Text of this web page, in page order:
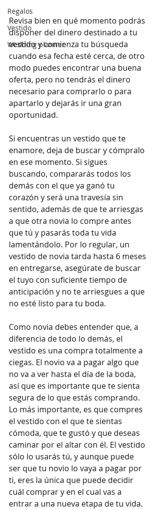
Regalos
Vestido
Wedding planner
Revisa bien en qué momento podrás
disponer del dinero destinado a tu
vestido y comienza tu búsqueda
cuando esa fecha esté cerca, de otro
modo puedes encontrar una buena
oferta, pero no tendrás el dinero
necesario para comprarlo o para
apartarlo y dejarás ir una gran
oportunidad.
Si encuentras un vestido que te
enamore, deja de buscar y cómpralo
en ese momento. Si sigues
buscando, compararás todos los
demás con el que ya ganó tu
corazón y será una travesía sin
sentido, además de que te arriesgas
a que otra novia lo compre antes
que tú y pasarás toda tu vida
lamentándolo. Por lo regular, un
vestido de novia tarda hasta 6 meses
en entregarse, asegúrate de buscar
el tuyo con suficiente tiempo de
anticipación y no te arriesgues a que
no esté listo para tu boda.
Como novia debes entender que, a
diferencia de todo lo demás, el
vestido es una compra totalmente a
ciegas. El novio va a pagar algo que
no va a ver hasta el día de la boda,
así que es importante que te sienta
segura de lo que estás comprando.
Lo más importante, es que compres
el vestido con el que te sientas
cómoda, que te gustó y que deseas
caminar por el altar con él. El vestido
sólo lo usarás tú, y aunque puede
ser que tu novio lo vaya a pagar por
ti, eres la única que puede decidir
cuál comprar y en el cual vas a
entrar a una nueva etapa de tu vida.